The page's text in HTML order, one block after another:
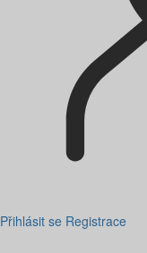
Přihlásit se Registrace